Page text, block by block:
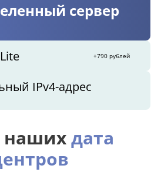
сервер
+790 рублей
IPv4-адрес
нашихдата